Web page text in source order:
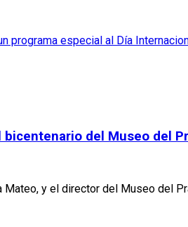
programa especial al Día
bicentenario del Museo del
Mateo, y el director del Museo del